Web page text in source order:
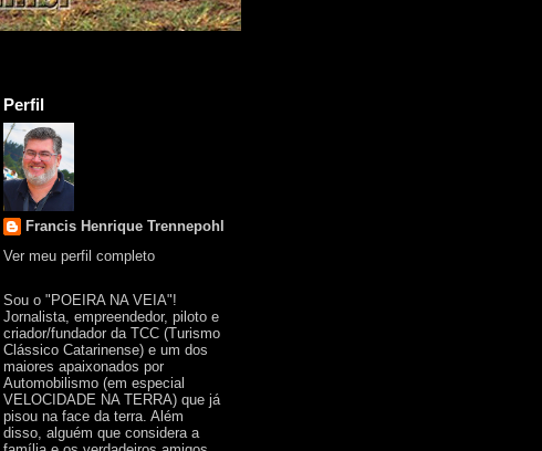
Perfil
Francis Henrique Trennepohl
Ver meu perfil completo
Sou o "POEIRA NA VEIA"!
Jornalista, empreendedor, piloto e
criador/fundador da TCC (Turismo
Clássico Catarinense) e um dos
maiores apaixonados por
Automobilismo (em especial
VELOCIDADE NA TERRA) que já
pisou na face da terra. Além
disso, alguém que considera a